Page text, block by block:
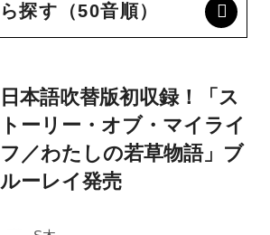
探す（50音順）
日本語吹替版初収録！「ス
トーリー・オブ・マイライ
フ／わたしの若草物語」ブ
ルーレイ発売